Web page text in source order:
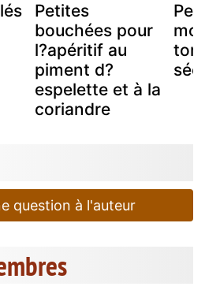
Petites
bouchées pour
l?apéritif au
piment d?
espelette et à la
coriandre
question à l'auteur